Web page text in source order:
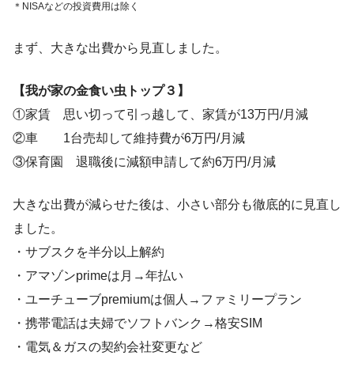
＊NISAなどの投資費用は除く
まず、大きな出費から見直しました。
【我が家の金食い虫トップ３】
①家賃 思い切って引っ越して、家賃が13万円/月減
②車 1台売却して維持費が6万円/月減
③保育園 退職後に減額申請して約6万円/月減
大きな出費が減らせた後は、小さい部分も徹底的に見直し
ました。
・サブスクを半分以上解約
・アマゾンprimeは月→年払い
・ユーチューブpremiumは個人→ファミリープラン
・携帯電話は夫婦でソフトバンク→格安SIM
・電気＆ガスの契約会社変更など